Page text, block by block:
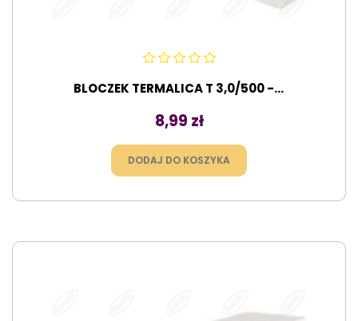
BLOCZEK TERMALICA T 3,0/500 -...
Cena
8,99 zł
DODAJ DO KOSZYKA